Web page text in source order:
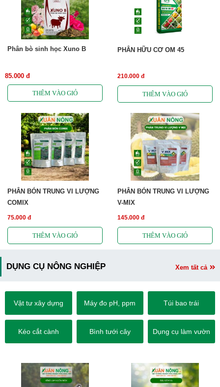
Phân bò sinh học Xuno B
85.000 đ
PHÂN HỮU CƠ OM 45
210.000 đ
PHÂN BÓN TRUNG VI LƯỢNG
COMIX
75.000 đ
PHÂN BÓN TRUNG VI LƯỢNG
V-MIX
145.000 đ
DỤNG CỤ NÔNG NGHIỆP
Vật tư xây dựng Máy đo pH, ppm Túi bao trái
Kéo cắt cành Bình tưới cây Dụng cụ làm vườn
Xem tất cả